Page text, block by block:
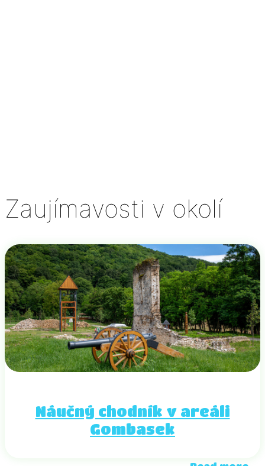
Zaujímavosti v okolí
Náučný chodník v areáli
Gombasek